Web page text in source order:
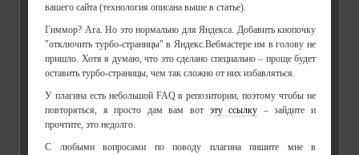
вашего сайта (технология описана выше в статье).
Гиммор? Ага. Но это нормально для Яндекса. Добавить кнопочку
"отключить турбо-страницы" в Яндекс.Вебмастере им в голову не
пришло. Хотя я думаю, что это сделано специально – проще будет
оставить турбо-страницы, чем так сложно от них избавляться.
У плагина есть небольшой FAQ в репозитории, поэтому чтобы не
повторяться, я просто дам вам вот эту ссылку – зайдите и
прочтите, это недолго.
C любыми вопросами по поводу плагина пишите мне в